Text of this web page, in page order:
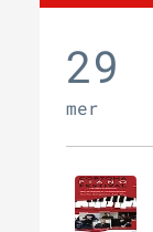
29
mer